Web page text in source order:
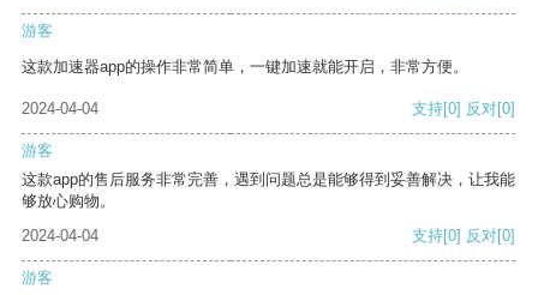
游客
这款加速器app的操作非常简单，一键加速就能开启，非常方便。
2024-04-04 支持[0] 反对[0]
游客
这款app的售后服务非常完善，遇到问题总是能够得到妥善解决，让我能
够放心购物。
2024-04-04
支持[0] 反对[0]
游客